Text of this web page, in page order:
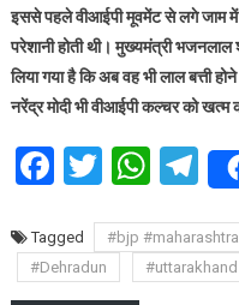
इससे पहले वीआईपी मूवमेंट से लगे जाम
परेशानी होती थी। मुख्यमंत्री
लिया गया है कि अब वह भी लाल बत्ती
नरेंद्र मोदी भी वीआईपी कल्चर को
Facebook
Twitter
Tagged
#bjp
#Dehradun
#uttarakhand